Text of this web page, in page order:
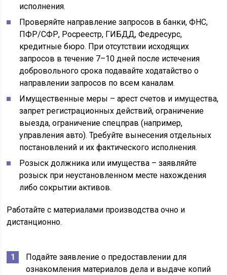
исполнения.
Проверяйте направление запросов в банки, ФНС,
ПФР/СФР, Росреестр, ГИБДД, Федресурс,
кредитные бюро. При отсутствии исходящих
запросов в течение 7–10 дней после истечения
добровольного срока подавайте ходатайство о
направлении запросов по всем каналам.
Имущественные меры – арест счетов и имущества,
запрет регистрационных действий, ограничение
выезда, ограничение спецправ (например,
управления авто). Требуйте вынесения отдельных
постановлений и их фактического исполнения.
Розыск должника или имущества – заявляйте
розыск при неустановленном месте нахождения
либо сокрытии активов.
Работайте с материалами производства очно и
дистанционно.
Подайте заявление о предоставлении для
ознакомления материалов дела и выдаче копий